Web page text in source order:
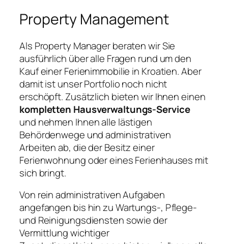
Property Management
Als Property Manager beraten wir Sie
ausführlich über alle Fragen rund um den
Kauf einer Ferienimmobilie in Kroatien. Aber
damit ist unser Portfolio noch nicht
erschöpft. Zusätzlich bieten wir Ihnen einen
kompletten Hausverwaltungs-Service
und nehmen Ihnen alle lästigen
Behördenwege und administrativen
Arbeiten ab, die der Besitz einer
Ferienwohnung oder eines Ferienhauses mit
sich bringt.
Von rein administrativen Aufgaben
angefangen bis hin zu Wartungs-, Pflege-
und Reinigungsdiensten sowie der
Vermittlung wichtiger